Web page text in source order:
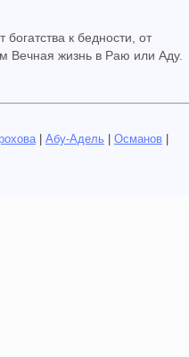
к бедности, от
Вечная жизнь в Раю или Аду.
| Абу-Адель Османов